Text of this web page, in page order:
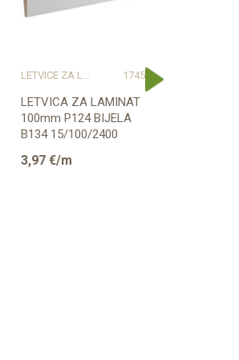
LETVICE ZA LAMINAT 17459
LETVICA ZA LAMINAT
100mm P124 BIJELA
B134 15/100/2400
3,97 €/m